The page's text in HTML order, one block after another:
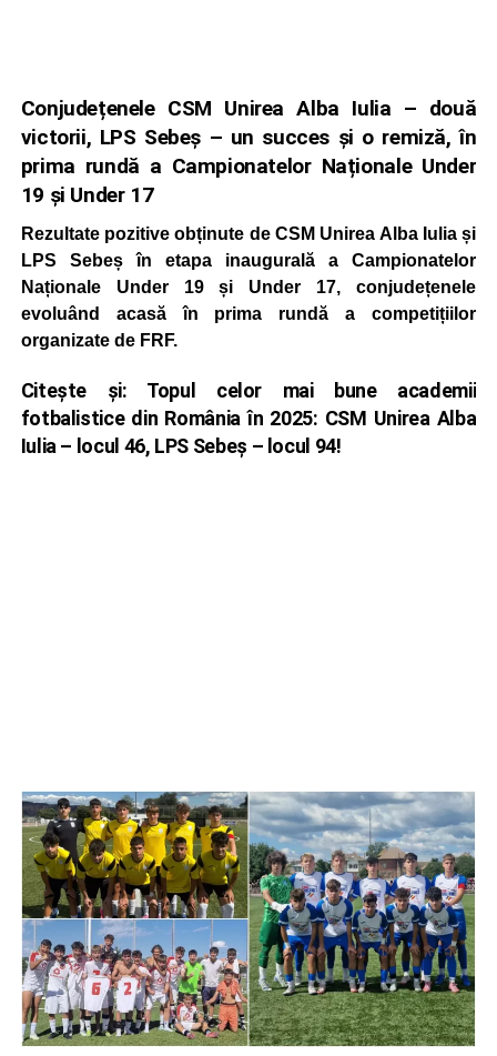
Conjudețenele CSM Unirea Alba Iulia – două
victorii, LPS Sebeș – un succes și o remiză, în
prima rundă a Campionatelor Naționale Under
19 și Under 17
Rezultate pozitive obținute de CSM Unirea Alba Iulia și
LPS Sebeș în etapa inaugurală a Campionatelor
Naționale Under 19 și Under 17, conjudețenele
evoluând acasă în prima rundă a competițiilor
organizate de FRF.
Citește și: Topul celor mai bune academii
fotbalistice din România în 2025: CSM Unirea Alba
Iulia – locul 46, LPS Sebeș – locul 94!